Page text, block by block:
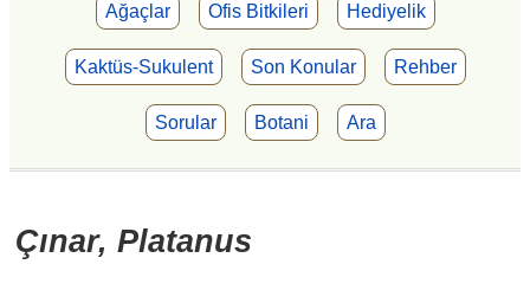
Ağaçlar Ofis Bitkileri Hediyelik
Kaktüs-Sukulent Son Konular Rehber
Sorular Botani Ara
Çınar, Platanus